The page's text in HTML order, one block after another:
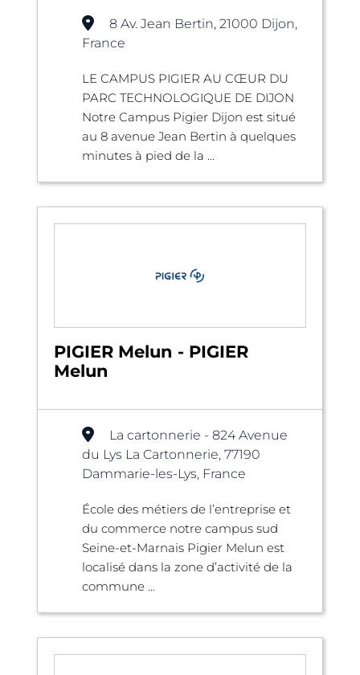
8 Av. Jean Bertin, 21000 Dijon,
France
LE CAMPUS PIGIER AU CŒUR DU
PARC TECHNOLOGIQUE DE DIJON
Notre Campus Pigier Dijon est situé
au 8 avenue Jean Bertin à quelques
minutes à pied de la ...
PIGIER Melun - PIGIER
Melun
La cartonnerie - 824 Avenue
du Lys La Cartonnerie, 77190
Dammarie-les-Lys, France
École des métiers de l’entreprise et
du commerce notre campus sud
Seine-et-Marnais Pigier Melun est
localisé dans la zone d’activité de la
commune ...